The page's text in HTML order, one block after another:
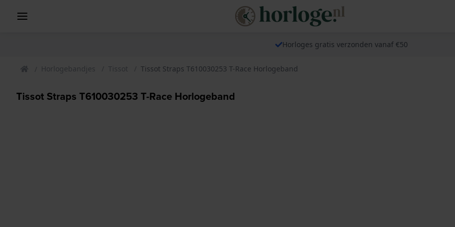
Horloges gratis verzonden vanaf €50
Horlogebandjes Tissot Tissot Straps T610030253 T-Race Horlogeband
Tissot Straps T610030253 T-Race Horlogeband